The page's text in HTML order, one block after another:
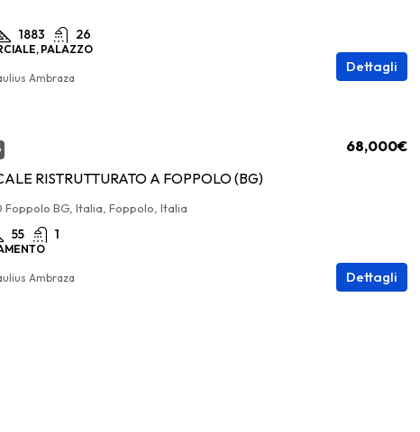
1883 26
PALAZZO
Dettagli
Ambraza
RISTRUTTURATO A FOPPOLO (BG)
68,000€
Foppolo BG, Italia, Foppolo, Italia
55 1
Dettagli
Ambraza